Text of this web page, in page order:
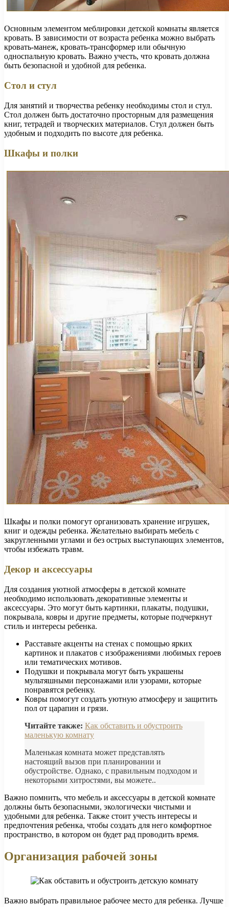
Основным элементом меблировки детской комнаты является
кровать. В зависимости от возраста ребенка можно выбрать
кровать-манеж, кровать-трансформер или обычную
односпальную кровать. Важно учесть, что кровать должна
быть безопасной и удобной для ребенка.
Стол и стул
Для занятий и творчества ребенку необходимы стол и стул.
Стол должен быть достаточно просторным для размещения
книг, тетрадей и творческих материалов. Стул должен быть
удобным и подходить по высоте для ребенка.
Шкафы и полки
Шкафы и полки помогут организовать хранение игрушек,
книг и одежды ребенка. Желательно выбирать мебель с
закругленными углами и без острых выступающих элементов,
чтобы избежать травм.
Декор и аксессуары
Для создания уютной атмосферы в детской комнате
необходимо использовать декоративные элементы и
аксессуары. Это могут быть картинки, плакаты, подушки,
покрывала, ковры и другие предметы, которые подчеркнут
стиль и интересы ребенка.
Расставьте акценты на стенах с помощью ярких
картинок и плакатов с изображениями любимых героев
или тематических мотивов.
Подушки и покрывала могут быть украшены
мультяшными персонажами или узорами, которые
понравятся ребенку.
Ковры помогут создать уютную атмосферу и защитить
пол от царапин и грязи.
Читайте также: Как обставить и обустроить
маленькую комнату
Маленькая комната может представлять
настоящий вызов при планировании и
обустройстве. Однако, с правильным подходом и
некоторыми хитростями, вы можете..
Важно помнить, что мебель и аксессуары в детской комнате
должны быть безопасными, экологически чистыми и
удобными для ребенка. Также стоит учесть интересы и
предпочтения ребенка, чтобы создать для него комфортное
пространство, в котором он будет рад проводить время.
Организация рабочей зоны
Важно выбрать правильное рабочее место для ребенка. Лучше